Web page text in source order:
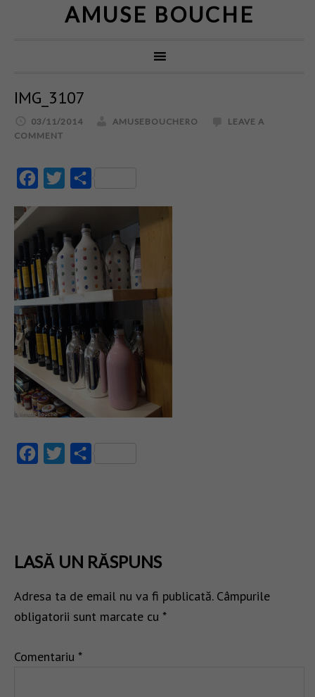
AMUSE BOUCHE
IMG_3107
03/11/2014 AMUSEBOUCHERO
LEAVE A
COMMENT
FacebookTwitter
FacebookTwitter
LASĂ UN RĂSPUNS
Adresa ta de email nu va fi publicată. Câmpurile
obligatorii sunt marcate cu *
Comentariu *